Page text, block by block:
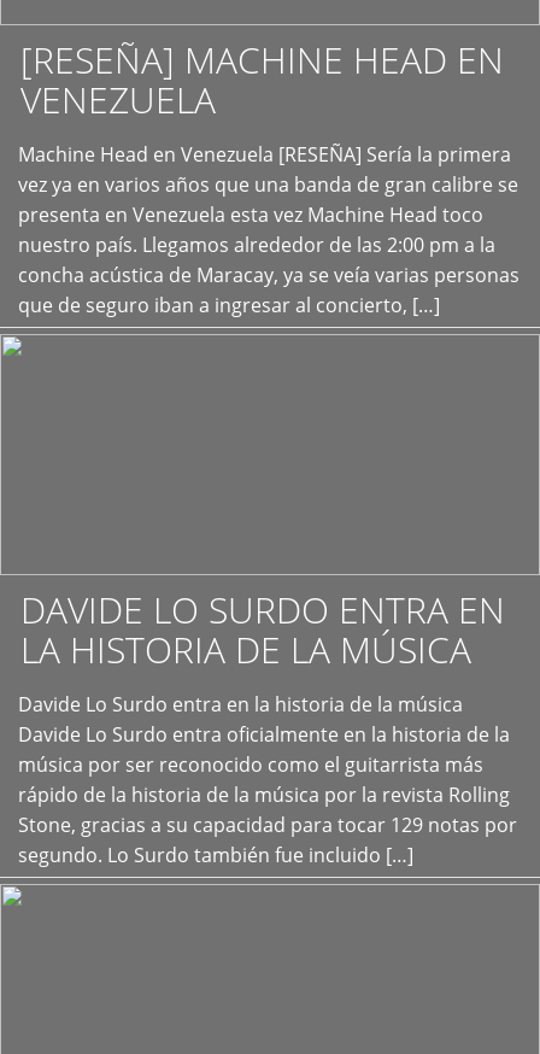
[RESEÑA] MACHINE HEAD EN
VENEZUELA
Machine Head en Venezuela [RESEÑA] Sería la primera
vez ya en varios años que una banda de gran calibre se
presenta en Venezuela esta vez Machine Head toco
nuestro país. Llegamos alrededor de las 2:00 pm a la
concha acústica de Maracay, ya se veía varias personas
que de seguro iban a ingresar al concierto, […]
+
DAVIDE LO SURDO ENTRA EN
LA HISTORIA DE LA MÚSICA
Davide Lo Surdo entra en la historia de la música
Davide Lo Surdo entra oficialmente en la historia de la
música por ser reconocido como el guitarrista más
rápido de la historia de la música por la revista Rolling
Stone, gracias a su capacidad para tocar 129 notas por
segundo. Lo Surdo también fue incluido […]
+